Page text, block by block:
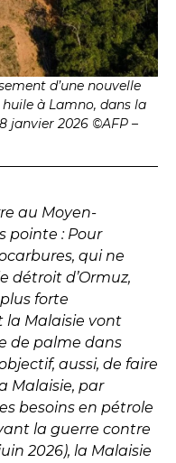
d’une nouvelle
à Lamno, dans la
janvier 2026 ©AFP –
au Moyen-
pointe : Pour
qui ne
détroit d’Ormuz,
forte
la Malaisie vont
de palme dans
aussi, de faire
Malaisie, par
besoins en pétrole
la guerre contre
2026), la Malaisie